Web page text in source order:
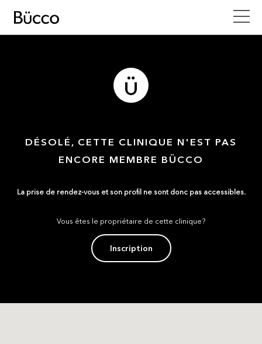
DÉSOLÉ, CETTE CLINIQUE N'EST PAS
ENCORE MEMBRE BÜCCO
La prise de rendez-vous et son profil ne sont donc pas accessibles.
Vous êtes le propriétaire de cette clinique?
Inscription